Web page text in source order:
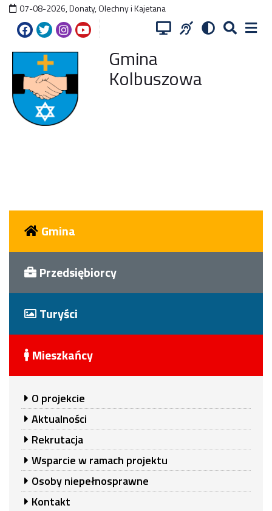
07-08-2026,Donaty, Olechny i Kajetana
Gmina
Kolbuszowa
Gmina
Przedsiębiorcy
Turyści
Mieszkańcy
O projekcie
Aktualności
Rekrutacja
Wsparcie w ramach projektu
Osoby niepełnosprawne
Kontakt